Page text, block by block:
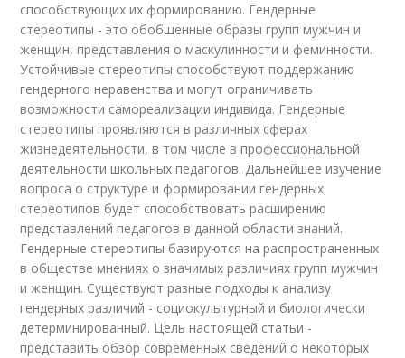
способствующих их формированию. Гендерные
стереотипы - это обобщенные образы групп мужчин и
женщин, представления о маскулинности и феминности.
Устойчивые стереотипы способствуют поддержанию
гендерного неравенства и могут ограничивать
возможности самореализации индивида. Гендерные
стереотипы проявляются в различных сферах
жизнедеятельности, в том числе в профессиональной
деятельности школьных педагогов. Дальнейшее изучение
вопроса о структуре и формировании гендерных
стереотипов будет способствовать расширению
представлений педагогов в данной области знаний.
Гендерные стереотипы базируются на распространенных
в обществе мнениях о значимых различиях групп мужчин
и женщин. Существуют разные подходы к анализу
гендерных различий - социокультурный и биологически
детерминированный. Цель настоящей статьи -
представить обзор современных сведений о некоторых